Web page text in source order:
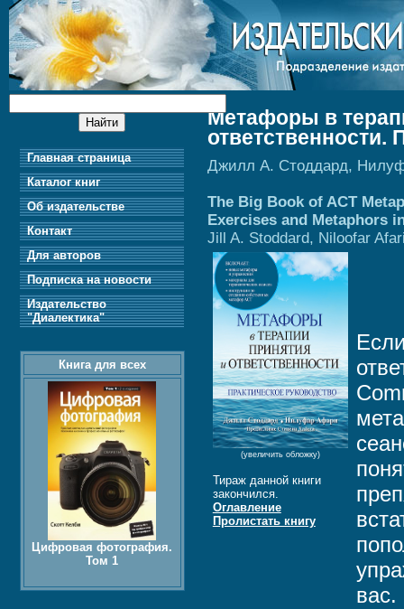
Метафоры в
ответственности.
Джилл А. Стоддард,
The Big Book of ACT
Exercises and Metaphors
Jill A. Stoddard, Niloofar
(увеличить обложку)
Тираж данной книги
закончился.
Оглавление
Пролистать книгу
вас.
Главная страница
Каталог книг
Об издательстве
Контакт
Для авторов
Подписка на новости
Издательство
"Диалектика"
Книга для всех
Цифровая фотография.
Том 1